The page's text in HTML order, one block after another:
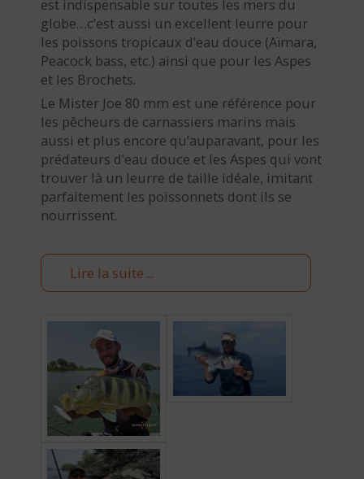
est indispensable sur toutes les mers du
globe…c’est aussi un excellent leurre pour
les poissons tropicaux d’eau douce (Aïmara,
Peacock bass, etc.) ainsi que pour les Aspes
et les Brochets.
Le Mister Joe 80 mm est une référence pour
les pêcheurs de carnassiers marins mais
aussi et plus encore qu’auparavant, pour les
prédateurs d’eau douce et les Aspes qui vont
trouver là un leurre de taille idéale, imitant
parfaitement les poissonnets dont ils se
nourrissent.
Lire la suite ...